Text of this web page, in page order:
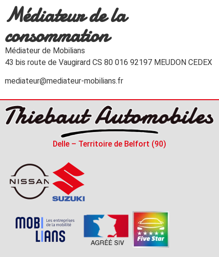
Médiateur de la
consommation
Médiateur de Mobilians
43 bis route de Vaugirard CS 80 016 92197 MEUDON CEDEX
mediateur@mediateur-mobilians.fr
Delle – Territoire de Belfort (90)